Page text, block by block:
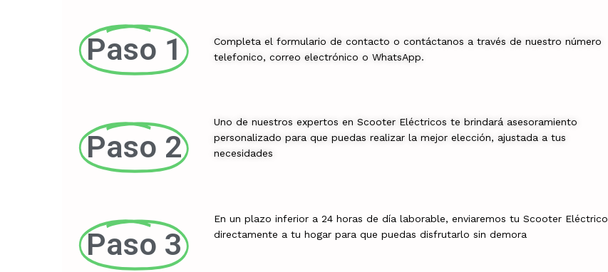
Paso 1
Paso 2
Paso 3
Completa el formulario de contacto o contáctanos a través de nuestro número
telefonico, correo electrónico o WhatsApp.
Uno de nuestros expertos en Scooter Eléctricos te brindará asesoramiento
personalizado para que puedas realizar la mejor elección, ajustada a tus
necesidades
En un plazo inferior a 24 horas de día laborable, enviaremos tu Scooter Eléctrico
directamente a tu hogar para que puedas disfrutarlo sin demora